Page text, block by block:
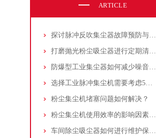
ARTICLE
探讨脉冲反吹集尘器故障预防与维护要点
打磨抛光粉尘吸尘器进行定期清理的重要性
防爆型工业集尘器如何减少噪音?三个方法轻松解决
选择工业脉冲集尘机需要考虑5大因素,你都了解吗?
粉尘集尘机堵塞问题如何解决？
粉尘集尘机使用效率的影响因素及改进措施
车间除尘吸尘器如何进行维护保养？